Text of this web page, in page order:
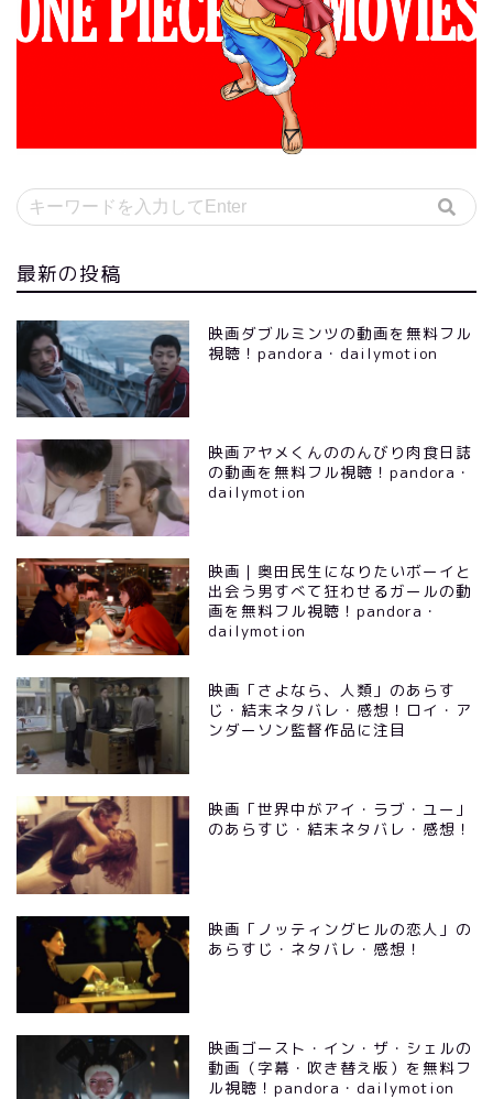
最新の投稿
映画ダブルミンツの動画を無料フル
視聴！pandora・dailymotion
映画アヤメくんののんびり肉食日誌
の動画を無料フル視聴！pandora・
dailymotion
映画｜奥田民生になりたいボーイと
出会う男すべて狂わせるガールの動
画を無料フル視聴！pandora・
dailymotion
映画「さよなら、人類」のあらす
じ・結末ネタバレ・感想！ロイ・ア
ンダーソン監督作品に注目
映画「世界中がアイ・ラブ・ユー」
のあらすじ・結末ネタバレ・感想！
映画「ノッティングヒルの恋人」の
あらすじ・ネタバレ・感想！
映画ゴースト・イン・ザ・シェルの
動画（字幕・吹き替え版）を無料フ
ル視聴！pandora・dailymotion